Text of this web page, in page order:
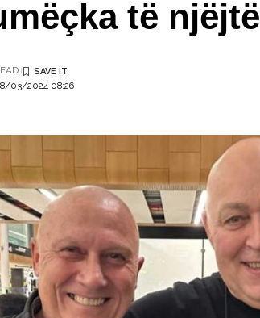
të njëjtë
03/2024 08:26